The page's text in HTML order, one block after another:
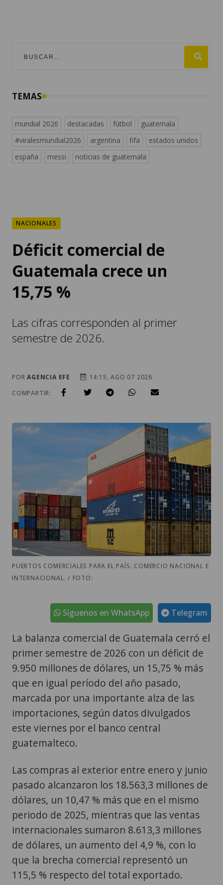
TEMAS
mundial 2026 destacadas fútbol
guatemala
#viralesmundial2026
argentina fifa
estados unidos
españa
messi noticias de guatemala
NACIONALES
Déficit comercial de
Guatemala crece un
15,75 %
Las cifras corresponden al primer
semestre de 2026.
PORAGENCIA EFE
14:15, AGO 07 2026
COMPARTIR:
PUERTOS COMERCIALES PARA EL PAÍS. COMERCIO NACIONAL E
INTERNACIONAL. / FOTO:
Telegram
Síguenos en WhatsApp
La balanza comercial de Guatemala cerró el
primer semestre de 2026 con un déficit de
9.950 millones de dólares, un 15,75 % más
que en igual período del año pasado,
marcada por una importante alza de las
importaciones, según datos divulgados
este viernes por el banco central
guatemalteco.
Las compras al exterior entre enero y junio
pasado alcanzaron los 18.563,3 millones de
dólares, un 10,47 % más que en el mismo
periodo de 2025, mientras que las ventas
internacionales sumaron 8.613,3 millones
de dólares, un aumento del 4,9 %, con lo
que la brecha comercial representó un
115,5 % respecto del total exportado.